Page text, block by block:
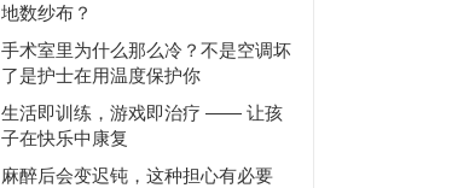
地数纱布？
手术室里为什么那么冷？不是空调坏
了是护士在用温度保护你
生活即训练，游戏即治疗 —— 让孩
子在快乐中康复
麻醉后会变迟钝，这种担心有必要